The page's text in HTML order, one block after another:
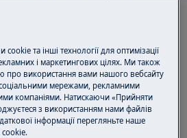
що сушильна машина
в закриту шафу,
та інші технології для оптимізації
і маркетингових цілях. Ми також
про використання вами нашого вебсайту
мережами, рекламними
компаніями. Натискаючи «Прийняти
з використанням нами файлів
інформації перегляньте наше